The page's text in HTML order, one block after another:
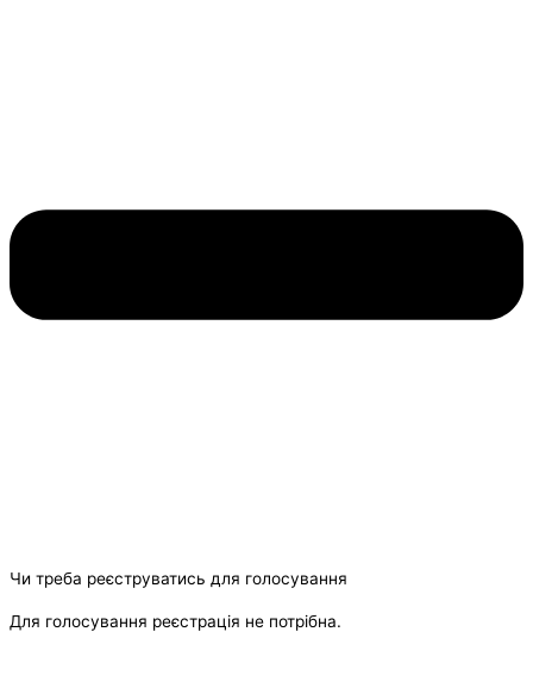
Чи треба реєструватись для голосування
Для голосування реєстрація не потрібна.